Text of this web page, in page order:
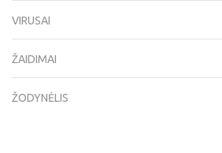
VIRUSAI
ŽAIDIMAI
ŽODYNĖLIS